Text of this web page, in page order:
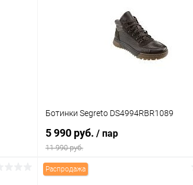
Ботинки Segreto DS4994RBR1089
5 990 руб. / пар
11 990 руб.
Распродажа